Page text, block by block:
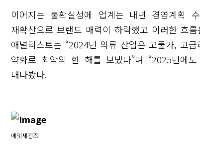
이어지는 불확실성에 업계는 내년 경영계획
재확산으로 브랜드 매력이 하락했고 이러한 흐
애널리스트는 “2024년 의류 산업은 고물가, 고
약화로 최악의 한 해를 보냈다”며 “2025년에
내다봤다.
에잇세컨즈